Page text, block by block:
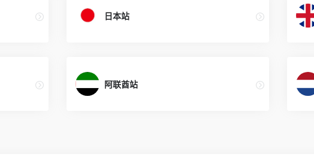
日本站
阿联酋站